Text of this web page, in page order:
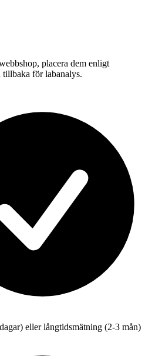
placera dem enligt
för labanalys.
eller långtidsmätning (2-3 mån)